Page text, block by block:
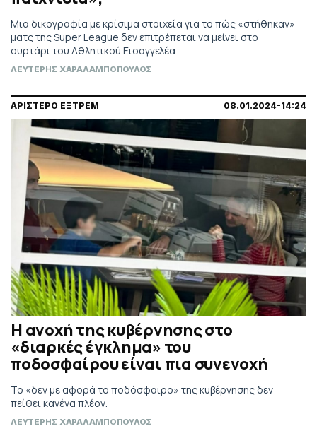
Μια δικογραφία με κρίσιμα στοιχεία για το πώς «στήθηκαν»
ματς της Super League δεν επιτρέπεται να μείνει στο
συρτάρι του Αθλητικού Εισαγγελέα
ΛΕΥΤΕΡΗΣ ΧΑΡΑΛΑΜΠΟΠΟΥΛΟΣ
ΑΡΙΣΤΕΡΟ ΕΞΤΡΕΜ 08.01.2024-14:24
Η ανοχή της κυβέρνησης στο
«διαρκές έγκλημα» του
ποδοσφαίρου είναι πια συνενοχή
Το «δεν με αφορά το ποδόσφαιρο» της κυβέρνησης δεν
πείθει κανένα πλέον.
ΛΕΥΤΕΡΗΣ ΧΑΡΑΛΑΜΠΟΠΟΥΛΟΣ